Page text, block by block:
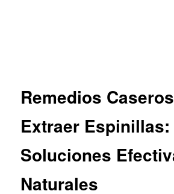
Remedios
Extraer Espinillas:
Soluciones
Naturales